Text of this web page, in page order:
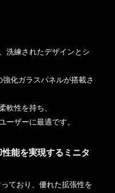
洗練されたデザインとシ
化ガラスパネルが搭載さ
軟性を持ち、
ーザーに最適です。
能を実現するミニタ
ており、優れた拡張性を